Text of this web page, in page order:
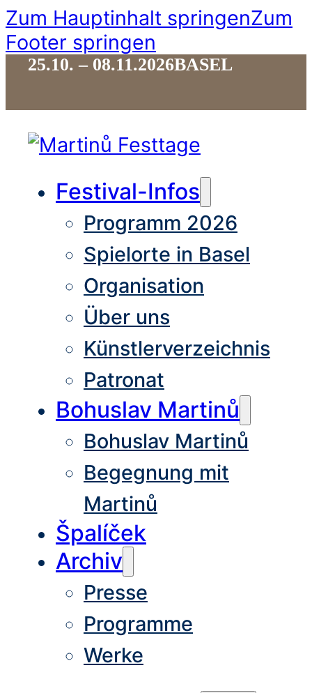
Zum Hauptinhalt springenZum
Footer springen
25.10. – 08.11.2026BASEL
Festival-Infos
Programm 2026
Spielorte in Basel
Organisation
Über uns
Künstlerverzeichnis
Patronat
Bohuslav Martinů
Bohuslav Martinů
Begegnung mit
Martinů
Špalíček
Archiv
Presse
Programme
Werke